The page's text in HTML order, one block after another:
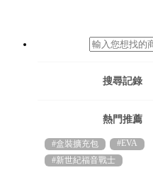
搜尋記錄
熱門推薦
#盒裝擴充包
#EVA
#新世紀福音戰士